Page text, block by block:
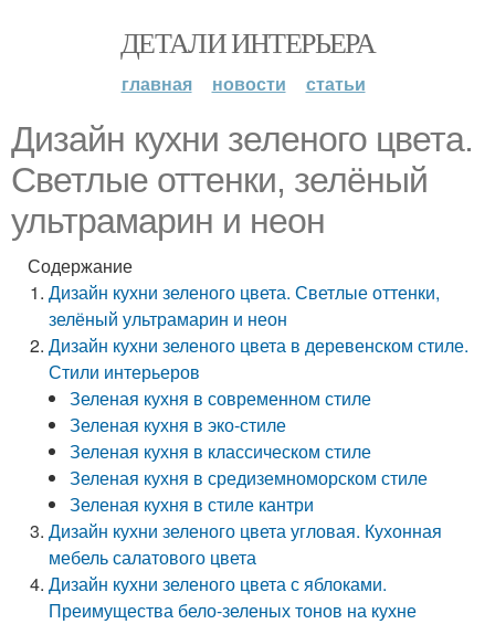
ДЕТАЛИ ИНТЕРЬЕРА
главная новости статьи
Дизайн кухни зеленого цвета.
Светлые оттенки, зелёный
ультрамарин и неон
Содержание
Дизайн кухни зеленого цвета. Светлые оттенки,
зелёный ультрамарин и неон
Дизайн кухни зеленого цвета в деревенском стиле.
Стили интерьеров
Зеленая кухня в современном стиле
Зеленая кухня в эко-стиле
Зеленая кухня в классическом стиле
Зеленая кухня в средиземноморском стиле
Зеленая кухня в стиле кантри
Дизайн кухни зеленого цвета угловая. Кухонная
мебель салатового цвета
Дизайн кухни зеленого цвета с яблоками.
Преимущества бело-зеленых тонов на кухне